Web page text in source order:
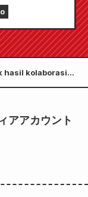
hasil kolaborasi
アアカウント